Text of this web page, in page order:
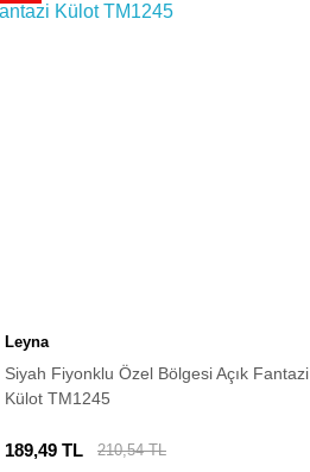
Leyna
Siyah Fiyonklu Özel Bölgesi Açık Fantazi
Külot TM1245
189,49 TL 210,54 TL